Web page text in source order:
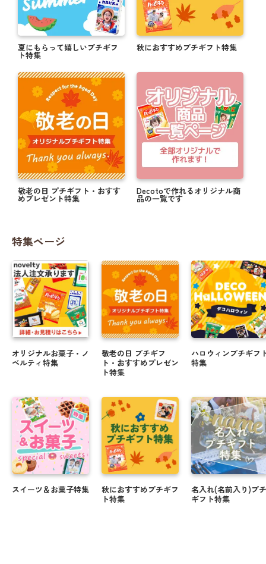
夏にもらって嬉しいプチギフ
ト特集
秋におすすめプチギフト特集
敬老の日 プチギフト・おすす
めプレゼント特集
Decotoで作れるオリジナル商
品の一覧です
特集ページ
オリジナルお菓子・ノ
ベルティ特集
スイーツ＆お菓子特集
敬老の日 プチギフ
ト・おすすめプレゼン
ト特集
秋におすすめプチギフ
ト特集
ハロウィンプチギフ
特集
名入れ(名前入り)プチ
ギフト特集